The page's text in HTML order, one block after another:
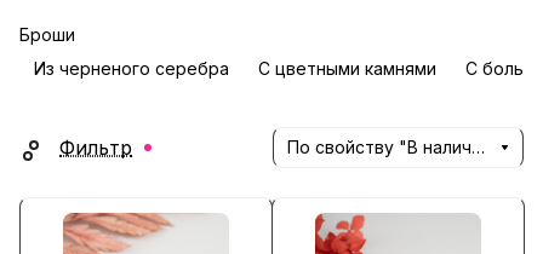
Броши
Из черненого серебра
С цветными камнями С
Фильтр По свойству "В наличии" (убывание)